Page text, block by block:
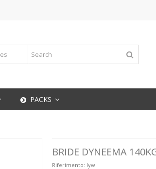
PACKS
BRIDE DYNEEMA
Riferimento: lyw